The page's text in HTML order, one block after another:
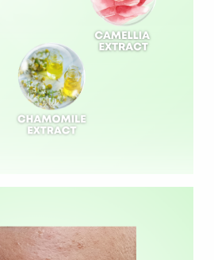
Produksi
Pergudangan &
Logistik